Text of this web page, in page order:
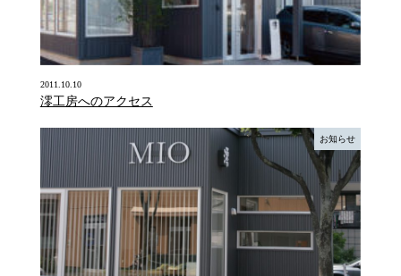
2011.10.10
澪工房へのアクセス
お知らせ